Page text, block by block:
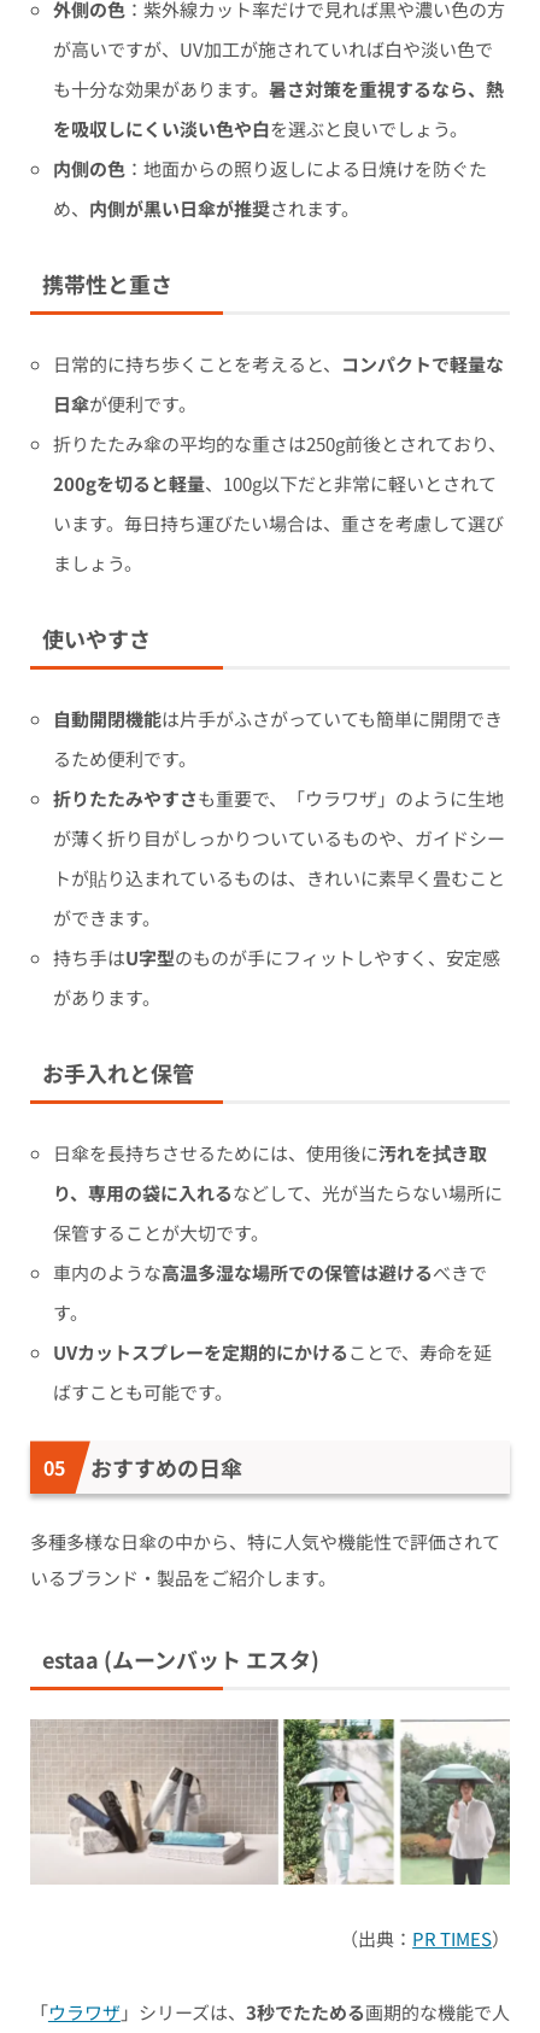
外側の色 ：紫外線カット率だけで見れば黒や濃い色の方
が高いですが、UV加工が施されていれば白や淡い色で
も十分な効果があります。暑さ対策を重視するなら、熱
を吸収しにくい淡い色や白を選ぶと良いでしょう。
内側の色 ：地面からの照り返しによる日焼けを防ぐた
め、 内側が黒い日傘が推奨されます。
携帯性と重さ
日常的に持ち歩くことを考えると、 コンパクトで軽量な
日傘が便利です。
折りたたみ傘の平均的な重さは250g前後とされており、
200gを切ると軽量、100g以下だと非常に軽いとされて
います。毎日持ち運びたい場合は、重さを考慮して選び
ましょう。
使いやすさ
自動開閉機能は片手がふさがっていても簡単に開閉でき
るため便利です。
折りたたみやすさも重要で、「ウラワザ」のように生地
が薄く折り目がしっかりついているものや、ガイドシー
トが貼り込まれているものは、きれいに素早く畳むこと
ができます。
持ち手はU字型のものが手にフィットしやすく、安定感
があります。
お手入れと保管
日傘を長持ちさせるためには、使用後に汚れを拭き取
り、専用の袋に入れるなどして、光が当たらない場所に
保管することが大切です。
車内のような高温多湿な場所での保管は避けるべきで
す。
UVカットスプレーを定期的にかけることで、寿命を延
ばすことも可能です。
おすすめの日傘
多種多様な日傘の中から、特に人気や機能性で評価されて
いるブランド・製品をご紹介します。
estaa (ムーンバット エスタ)
（出典： PR TIMES）
「ウラワザ」シリーズは、 3秒でたためる画期的な機能で人